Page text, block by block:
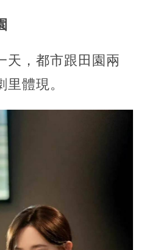
天，都市跟田園兩
體現。